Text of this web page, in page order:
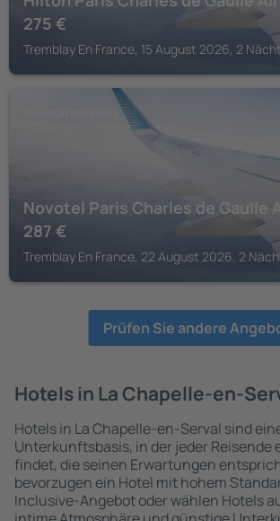
275 €
Tremblay En France, 15 August 2026, 2
Novotel Paris Charles de Gaulle
287 €
Tremblay En France, 22 August 2026, 2
Prüfen Sie andere
Hotels in La Chapelle-en-
Hotels in La Chapelle-en-Serval sind
Unterkunftsbasis, in der jeder
findet, die seinen Erwartungen
bevorzugen ein Hotel mit hohem
Inclusive-Angebot oder wählen Hotels